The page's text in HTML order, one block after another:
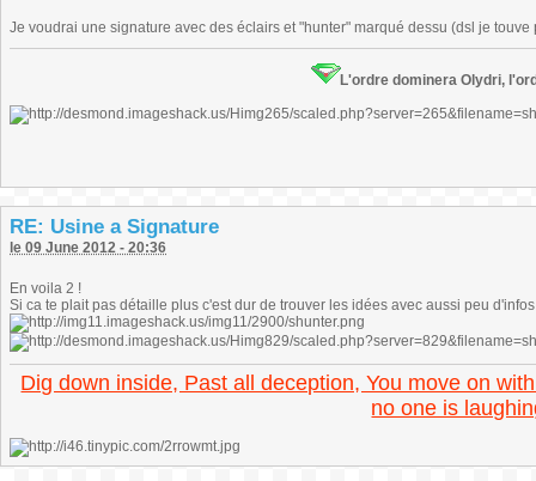
Je voudrai une signature avec des éclairs et "hunter" marqué dessu (dsl je touve
L'ordre dominera Olydri,
RE: Usine a Signature
le 09 June 2012 - 20:36
En voila 2 !
Si ca te plait pas détaille plus c'est dur de trouver les idées avec aussi peu
Dig down inside, Past all deception, You move on
no one is